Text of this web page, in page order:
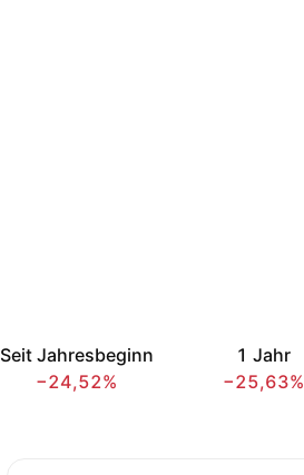
Seit Jahresbeginn
−24,52%
1 Jahr
−25,63%